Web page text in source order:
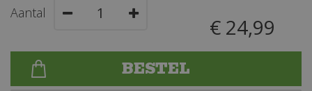
€ 24,99
Aantal